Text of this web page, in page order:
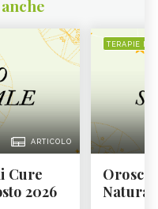
ARTICOLO
Cure
2026
TERAPIE